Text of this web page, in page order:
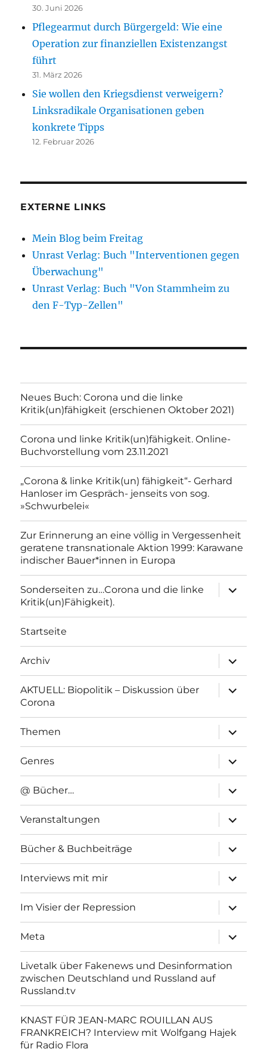
30. Juni 2026
Pflegearmut durch Bürgergeld: Wie eine
Operation zur finanziellen Existenzangst
führt
31. März 2026
Sie wollen den Kriegsdienst verweigern?
Linksradikale Organisationen geben
konkrete Tipps
12. Februar 2026
EXTERNE LINKS
Mein Blog beim Freitag
Unrast Verlag: Buch "Interventionen gegen
Überwachung"
Unrast Verlag: Buch "Von Stammheim zu
den F-Typ-Zellen"
Neues Buch: Corona und die linke
Kritik(un)fähigkeit (erschienen Oktober 2021)
Corona und linke Kritik(un)fähigkeit. Online-
Buchvorstellung vom 23.11.2021
„Corona & linke Kritik(un) fähigkeit“- Gerhard
Hanloser im Gespräch- jenseits von sog.
»Schwurbelei«
Zur Erinnerung an eine völlig in Vergessenheit
geratene transnationale Aktion 1999: Karawane
indischer Bauer*innen in Europa
Sonderseiten zu…Corona und die linke
Kritik(un)Fähigkeit).
anzeigen
Startseite
Archiv
anzeigen
AKTUELL: Biopolitik – Diskussion über
Corona
anzeigen
Themen
anzeigen
Genres
anzeigen
@ Bücher…
anzeigen
Veranstaltungen
anzeigen
Bücher & Buchbeiträge
anzeigen
Interviews mit mir
anzeigen
Im Visier der Repression
anzeigen
Meta
anzeigen
Livetalk über Fakenews und Desinformation
zwischen Deutschland und Russland auf
Russland.tv
KNAST FÜR JEAN-MARC ROUILLAN AUS
FRANKREICH? Interview mit Wolfgang Hajek
für Radio Flora